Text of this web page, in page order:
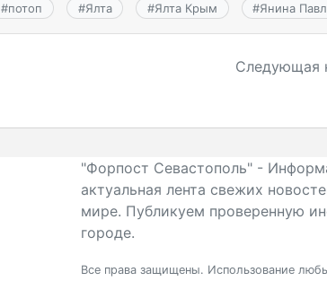
#потоп #Ялта #Ялта Крым #Янина
Следующая
"Форпост Севастополь" -
актуальная лента свежих
мире. Публикуем проверенную
городе.
Все права защищены. Использование